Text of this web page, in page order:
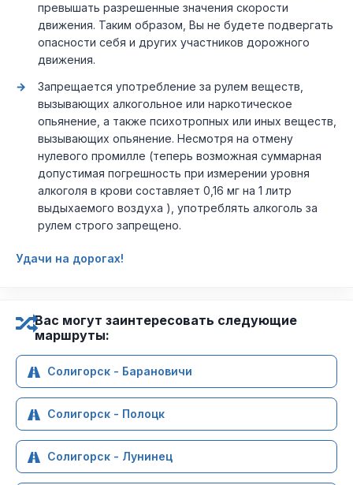
превышать разрешенные значения скорости
движения. Таким образом, Вы не будете подвергать
опасности себя и других участников дорожного
движения.
Запрещается употребление за рулем веществ,
вызывающих алкогольное или наркотическое
опьянение, а также психотропных или иных веществ,
вызывающих опьянение. Несмотря на отмену
нулевого промилле (теперь возможная суммарная
допустимая погрешность при измерении уровня
алкоголя в крови составляет 0,16 мг на 1 литр
выдыхаемого воздуха ), употреблять алкоголь за
рулем строго запрещено.
Удачи на дорогах!
Вас могут заинтересовать следующие
маршруты:
Солигорск - Барановичи
Солигорск - Полоцк
Солигорск - Лунинец